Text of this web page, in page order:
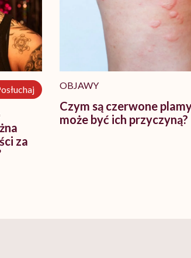
za
OBJAWY
Czym są czerwone
może być ich przyczyną?